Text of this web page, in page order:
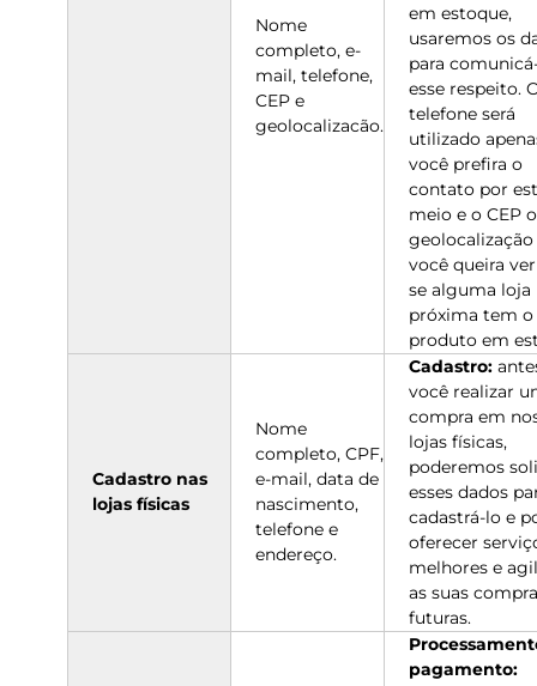
Nome
completo, e-
mail, telefone,
CEP e
geolocalizacão.
em estoque,
usaremos os
para
esse respeito.
telefone será
utilizado
você prefira o
contato por
meio e o CEP
geolocalização
você queira
se alguma loja
próxima tem o
produto em
Cadastro nas
lojas físicas
Nome
completo, CPF,
e-mail, data de
nascimento,
telefone e
endereço.
Cadastro:
você realizar
compra em
lojas físicas,
poderemos
esses dados
cadastrá-lo e
oferecer
melhores e
as suas
futuras.
pagamento: